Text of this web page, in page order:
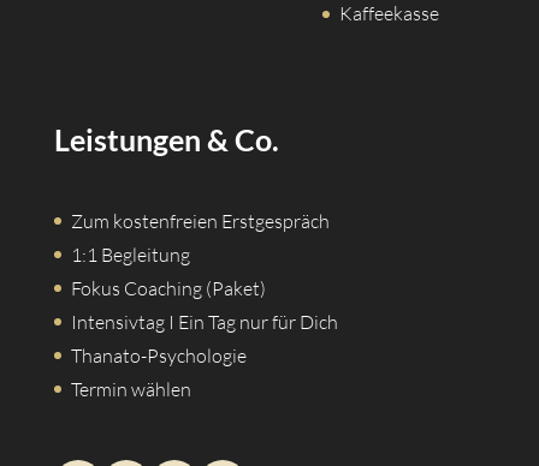
Kaffeekasse
Leistungen & Co.
Zum kostenfreien Erstgespräch
1:1 Begleitung
Fokus Coaching (Paket)
Intensivtag I Ein Tag nur für Dich
Thanato-Psychologie
Termin wählen